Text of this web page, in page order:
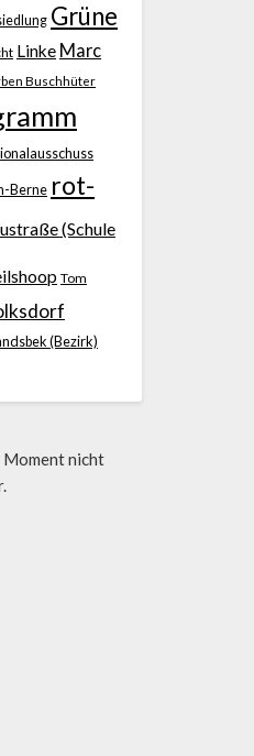
Grüne
Linke Marc
Buschhüter
Berne rot-
(Schule
Tom
(Bezirk)
nicht